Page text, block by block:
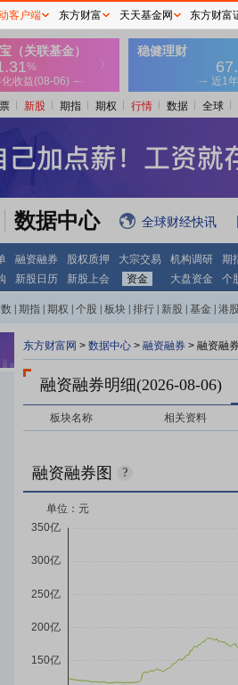
新股 期指 期权 行情 数据 全球
数据中心 全球财经快讯
融资融券 股权质押 大宗交易 机构调研 期
新股日历 新股上会 资金 大盘资金 个
期指 期权 个股 板块 排行 新股 基金 港股
东方财富网 > 数据中心 > 融资融券 > 融资融
融资融券明细(2026-08-06)
板块名称 相关资料
融资融券图 ?
客户端 东方财富 天天基金网 东方财富